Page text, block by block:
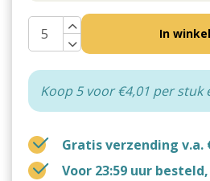
In
Koop 5 voor €4,01 per stuk
Gratis verzending v.a.
Voor 23:59 uur